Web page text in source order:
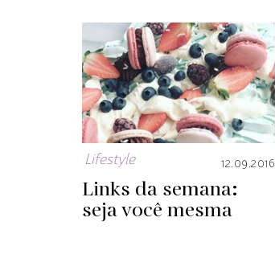
Lifestyle 12.09.2016
Links da semana:
seja você mesma